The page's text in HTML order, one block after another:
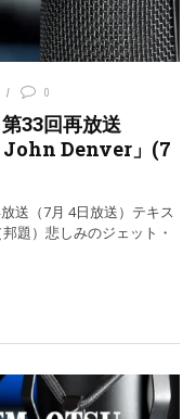
0
33回再放送
Denver」(7
放送（7月 4日放送）テキス
題）悲しみのジェット・